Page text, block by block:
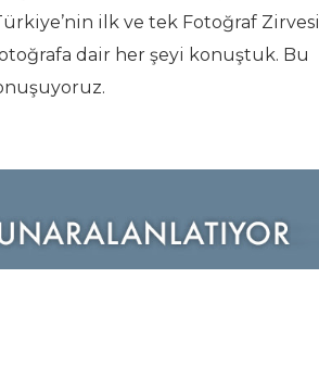
ilk ve tek Fotoğraf Zirvesi
dair her şeyi konuştuk. Bu